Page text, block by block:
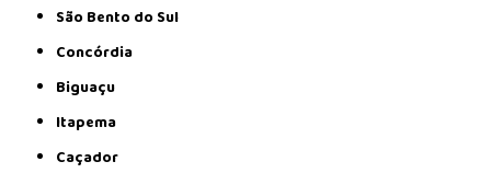
São Bento do Sul
Concórdia
Biguaçu
Itapema
Caçador